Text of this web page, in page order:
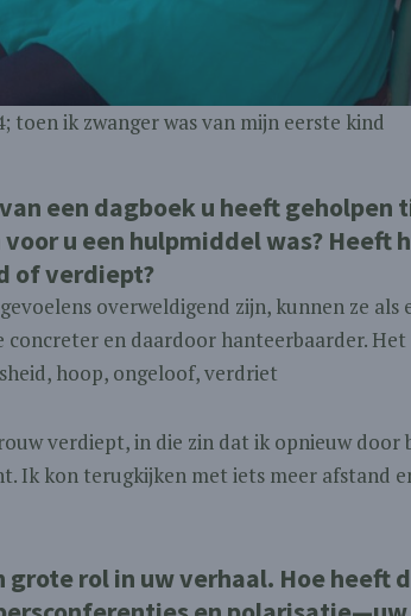
toen ik zwanger was van mijn eerste kind
een dagboek u heeft geholpen
u een hulpmiddel was? Heeft
of verdiept?
overweldigend zijn, kunnen ze
en daardoor hanteerbaarder.
hoop, ongeloof, verdriet
verdiept, in die zin dat ik opnieuw door
Ik kon terugkijken met iets meer afstand
grote rol in uw verhaal. Hoe heeft